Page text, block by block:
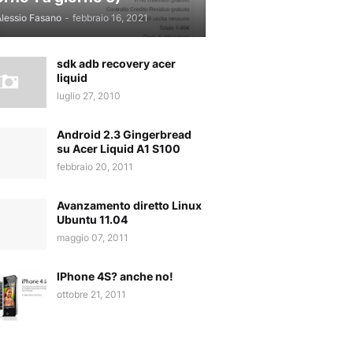
Fasano - febbraio 16, 2021
sdk adb recovery acer
liquid
luglio 27, 2010
Android 2.3 Gingerbread
su Acer Liquid A1 S100
febbraio 20, 2011
Avanzamento diretto Linux
Ubuntu 11.04
maggio 07, 2011
IPhone 4S? anche no!
ottobre 21, 2011